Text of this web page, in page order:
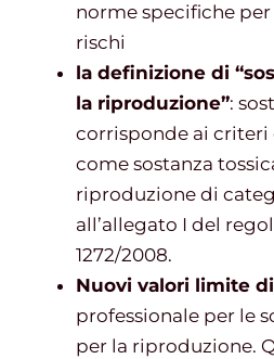
norme specifiche
rischi
la definizione di
la riproduzione”:
corrisponde ai criteri
come sostanza
riproduzione di
all’allegato I del
1272/2008.
Nuovi valori limite
professionale per le
per la riproduzione.